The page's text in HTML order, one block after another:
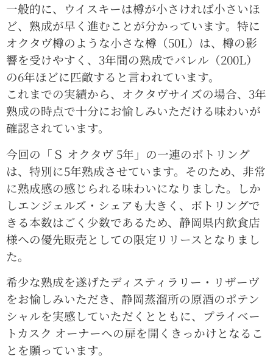
一般的に、ウイスキーは樽が小さければ小さいほ
ど、熟成が早く進むことが分かっています。特に
オクタヴ樽のような小さな樽（50L）は、樽の影
響を受けやすく、3年間の熟成でバレル（200L）
の6年ほどに匹敵すると言われています。
これまでの実績から、オクタヴサイズの場合、3年
熟成の時点で十分にお愉しみいただける味わいが
確認されています。
今回の「Ｓ オクタヴ 5年」の一連のボトリング
は、特別に5年熟成させています。そのため、非常
に熟成感の感じられる味わいになりました。しか
しエンジェルズ・シェアも大きく、ボトリングで
きる本数はごく少数であるため、静岡県内飲食店
様への優先販売としての限定リリースとなりまし
た。
希少な熟成を遂げたディスティラリー・リザーヴ
をお愉しみいただき、静岡蒸溜所の原酒のポテン
シャルを実感していただくとともに、プライベー
トカスク オーナーへの扉を開くきっかけとなるこ
とを願っています。